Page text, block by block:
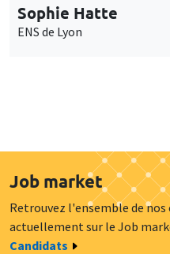
Sophie Hatte
ENS de Lyon
Job market
Retrouvez l'ensemble de
actuellement sur le Job
Candidats